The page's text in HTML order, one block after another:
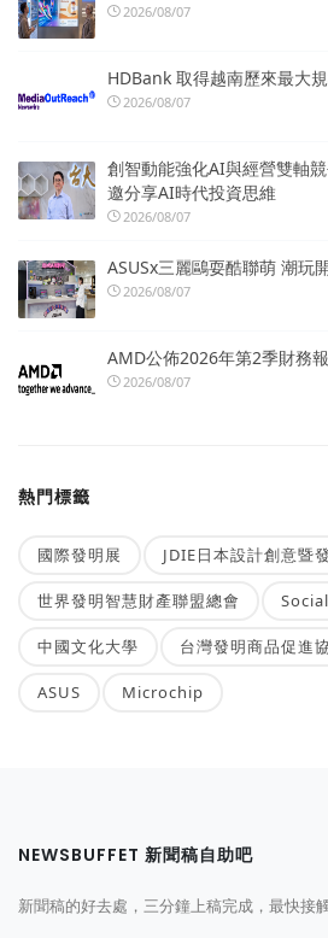
2026/08/07
HDBank 取得越南歷來最大
2026/08/07
創智動能強化AI與經營雙軸
邀分享AI時代投資思維
2026/08/07
ASUSx三麗鷗耍酷聯萌 潮玩
2026/08/07
AMD公佈2026年第2季財務
2026/08/07
熱門標籤
國際發明展 JDIE日本設計創意暨
世界發明智慧財產聯盟總會
中國文化大學 台灣發明商品促進
ASUS Microchip
NEWSBUFFET 新聞稿自助吧
新聞稿的好去處，三分鐘上稿完成，最快接